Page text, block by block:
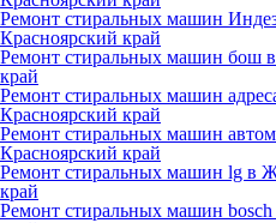
Ремонт стиральных машин
Красноярский край
Ремонт стиральных машин бош
край
Ремонт стиральных машин
Красноярский край
Ремонт стиральных машин
Красноярский край
Ремонт стиральных машин lg в
край
Ремонт стиральных машин